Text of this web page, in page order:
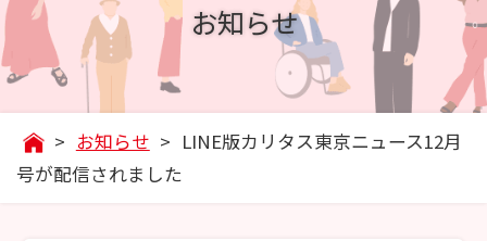
お知らせ
> お知らせ > LINE版カリタス東京ニュース12月
号が配信されました